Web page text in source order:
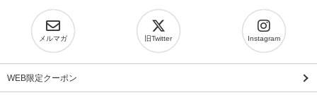
メルマガ 旧Twitter Instagram
WEB限定クーポン